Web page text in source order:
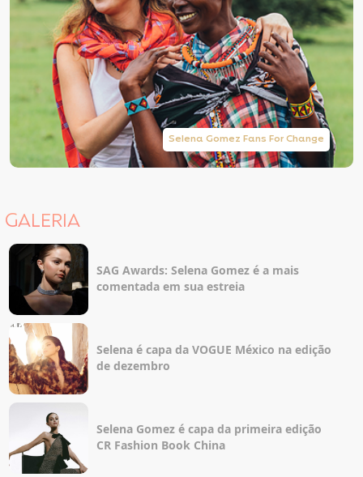
Selena Gomez Fans For Change
GALERIA
SAG Awards: Selena Gomez é a mais
comentada em sua estreia
Selena é capa da VOGUE México na edição
de dezembro
Selena Gomez é capa da primeira edição
CR Fashion Book China